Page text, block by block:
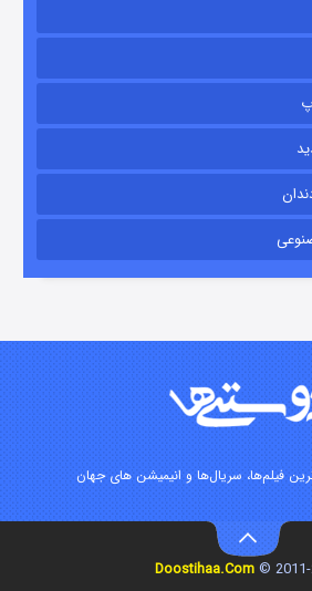
۲ (دوبله) منتشر شد
فیلم‌ها، سریال‌ها و انیمیشن های جهان
2011-
Doostihaa.Com